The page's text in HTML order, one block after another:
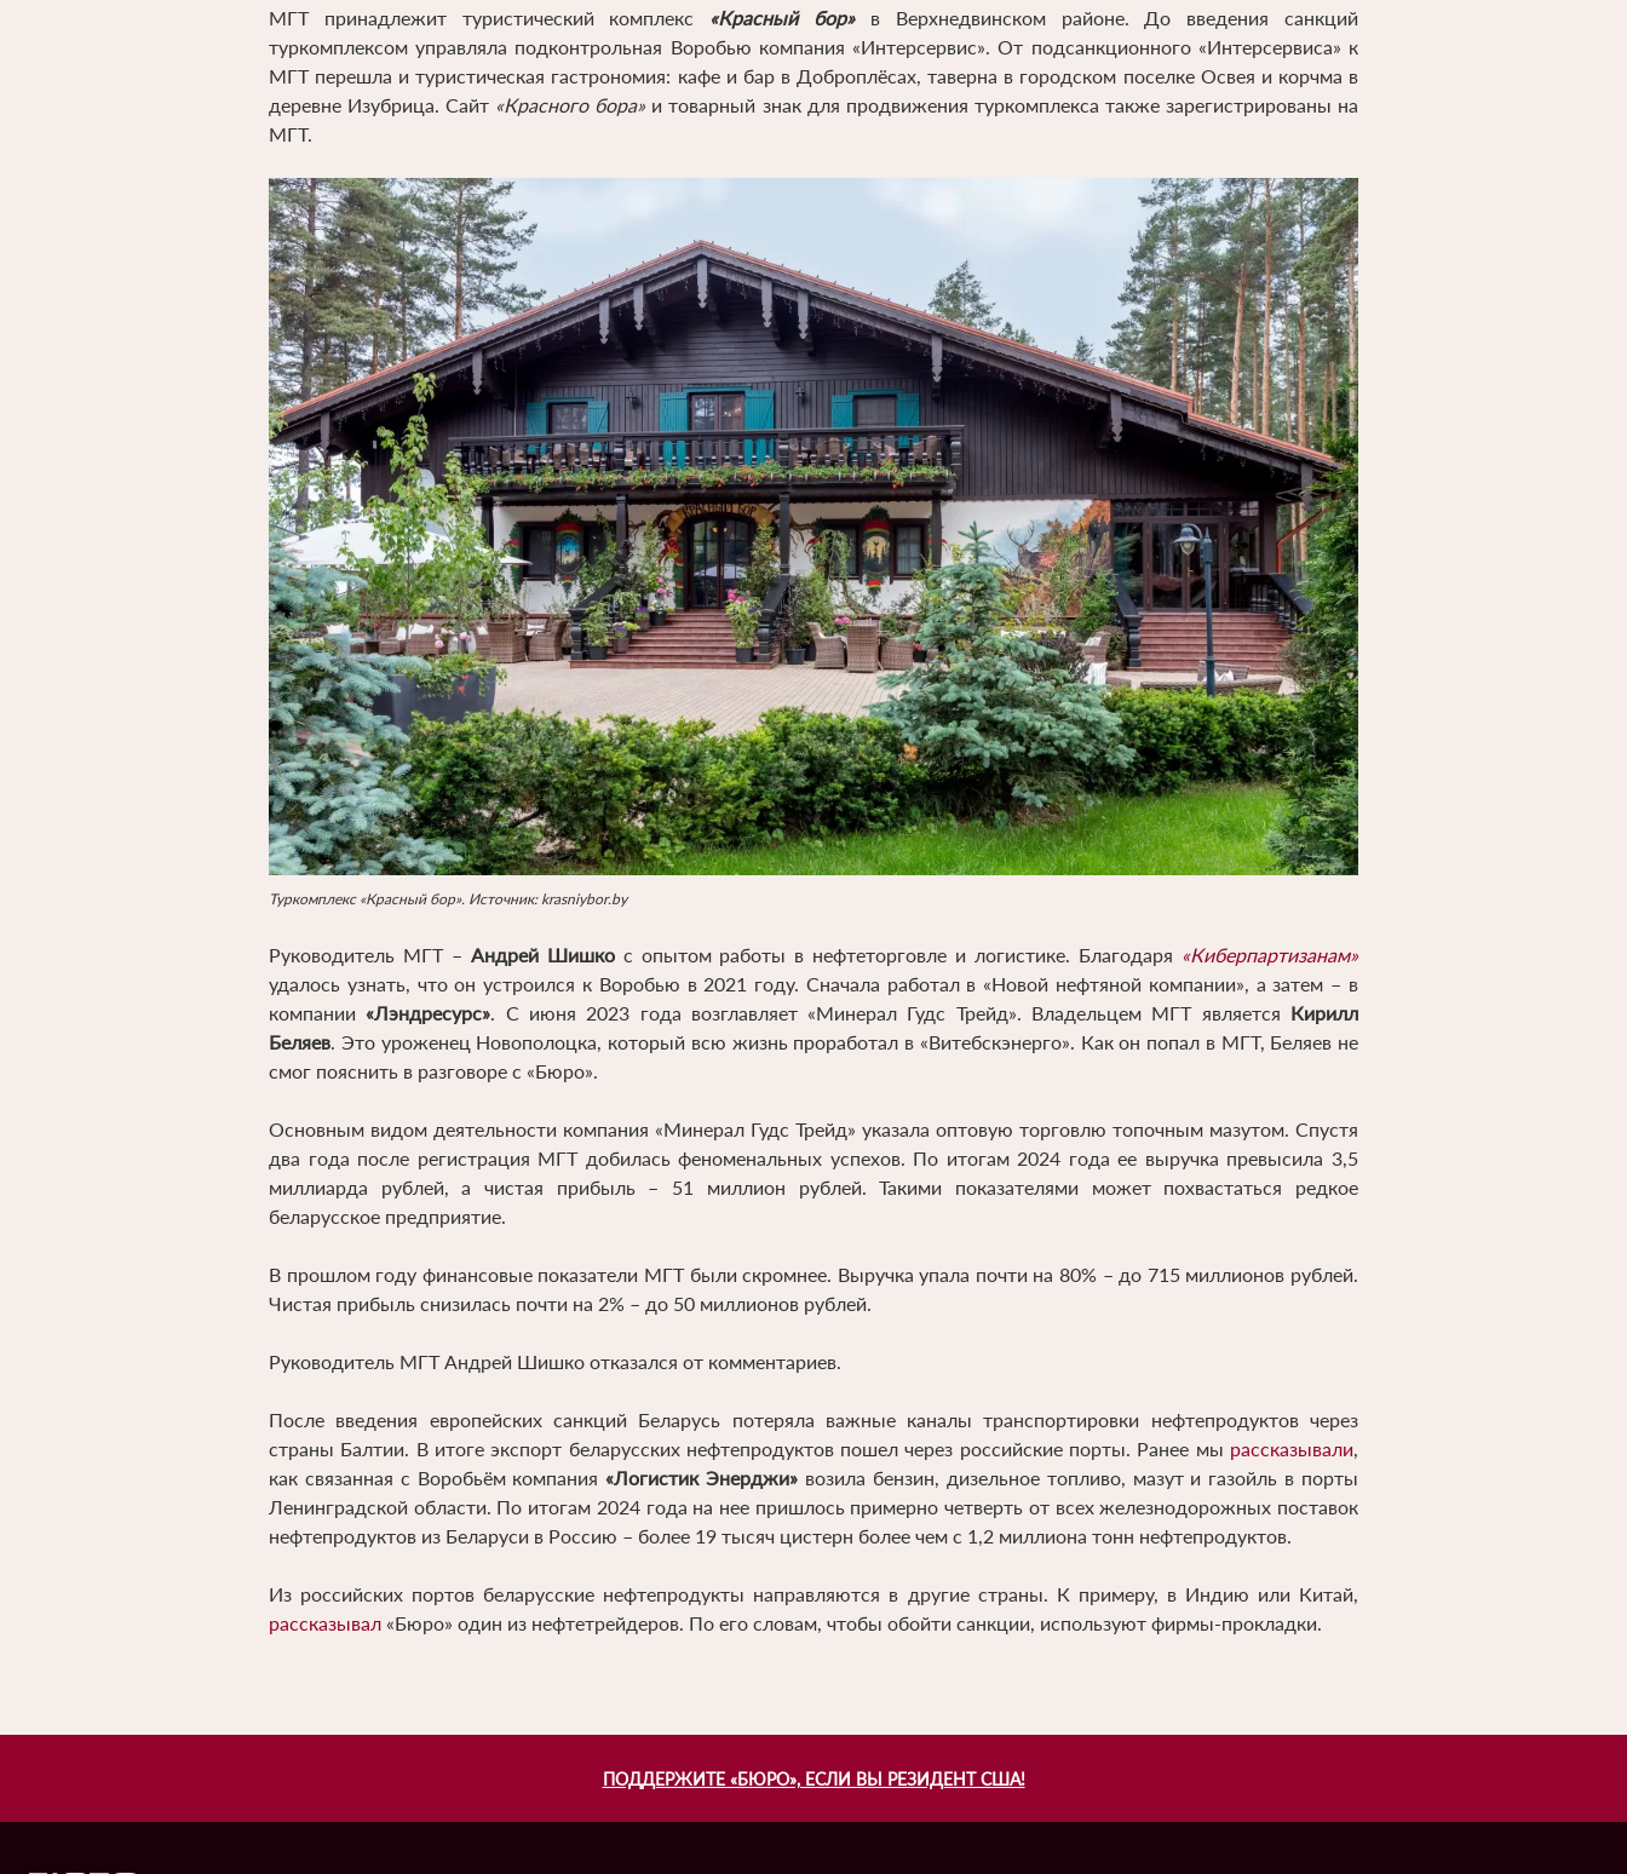
МГТ принадлежит туристический комплекс «Красный бор»в Верхнедвинском районе. До введения санкций
туркомплексом управляла подконтрольная Воробью компания «Интерсервис». От подсанкционного «Интерсервиса» к
МГТ перешла и туристическая гастрономия: кафе и бар в Доброплёсах, таверна в городском поселке Освея и корчма в
деревне Изубрица. Сайт «Красного бора» и товарный знак для продвижения туркомплекса также зарегистрированы на
МГТ.
Туркомплекс «Красный бор». Источник: krasniybor.by
Руководитель МГТ – Андрей Шишкос опытом работы в нефтеторговле и логистике. Благодаря «Киберпартизанам»
удалось узнать, что он устроился к Воробью в 2021 году. Сначала работал в «Новой нефтяной компании», а затем – в
компании«Лэндресурс». С июня 2023 года возглавляет «Минерал Гудс Трейд». Владельцем МГТ является Кирилл
Беляев. Это уроженец Новополоцка, который всю жизнь проработал в «Витебскэнерго». Как он попал в МГТ, Беляев не
смог пояснить в разговоре с «Бюро».
Основным видом деятельности компания «Минерал Гудс Трейд» указала оптовую торговлю топочным мазутом. Спустя
два года после регистрация МГТ добилась феноменальных успехов. По итогам 2024 года ее выручка превысила 3,5
миллиарда рублей, а чистая прибыль – 51 миллион рублей. Такими показателями может похвастаться редкое
беларусское предприятие.
В прошлом году финансовые показатели МГТ были скромнее. Выручка упала почти на 80% – до 715 миллионов рублей.
Чистая прибыль снизилась почти на 2% – до 50 миллионов рублей.
Руководитель МГТ Андрей Шишко отказался от комментариев.
После введения европейских санкций Беларусь потеряла важные каналы транспортировки нефтепродуктов через
страны Балтии. В итоге экспорт беларусских нефтепродуктов пошел через российские порты. Ранее мы рассказывали,
как связанная с Воробьём компания«Логистик Энерджи» возила бензин, дизельное топливо, мазут и газойль в порты
Ленинградской области. По итогам 2024 года на нее пришлось примерно четверть от всех железнодорожных поставок
нефтепродуктов из Беларуси в Россию – более 19 тысяч цистерн более чем с 1,2 миллиона тонн нефтепродуктов.
Из российских портов беларусские нефтепродукты направляются в другие страны. К примеру, в Индию или Китай,
рассказывал «Бюро» один из нефтетрейдеров. По его словам, чтобы обойти санкции, используют фирмы-прокладки.
ПОДДЕРЖИТЕ «БЮРО», ЕСЛИ ВЫ РЕЗИДЕНТ США!